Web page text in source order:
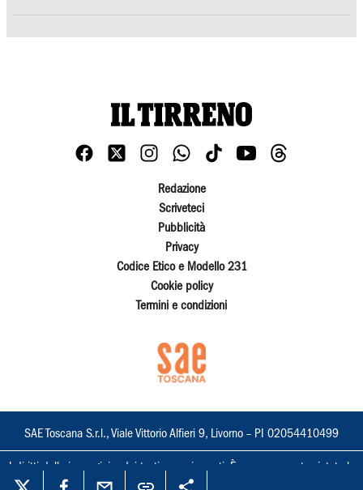
Redazione
Scriveteci
Pubblicità
Privacy
Codice Etico e Modello 231
Cookie policy
Termini e condizioni
SAE Toscana S.r.l., Viale Vittorio Alfieri 9, Livorno – PI 02054410499
I diritti delle immagini e dei testi sono riservati. È espressamente vietata la
loro riproduzione con qualsiasi mezzo e l'adattamento totale o parziale.